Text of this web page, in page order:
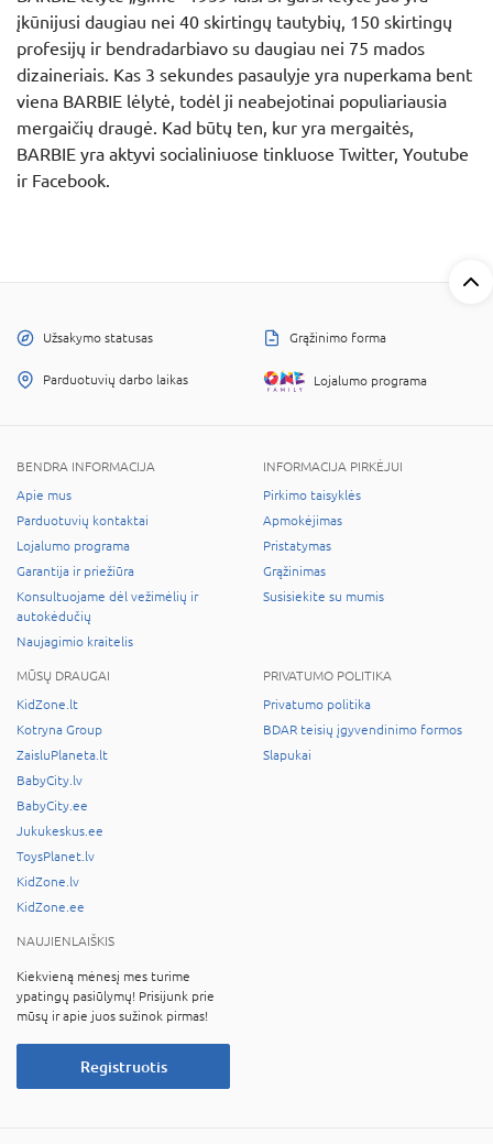
įkūnijusi daugiau nei 40 skirtingų tautybių, 150 skirtingų
profesijų ir bendradarbiavo su daugiau nei 75 mados
dizaineriais. Kas 3 sekundes pasaulyje yra nuperkama bent
viena BARBIE lėlytė, todėl ji neabejotinai populiariausia
mergaičių draugė. Kad būtų ten, kur yra mergaitės,
BARBIE yra aktyvi socialiniuose tinkluose Twitter, Youtube
ir Facebook.
Užsakymo statusas Grąžinimo forma
Parduotuvių darbo laikas Lojalumo programa
BENDRA INFORMACIJA
Apie mus
Parduotuvių kontaktai
Lojalumo programa
Garantija ir priežiūra
Konsultuojame dėl vežimėlių ir
autokėdučių
Naujagimio kraitelis
INFORMACIJA PIRKĖJUI
Pirkimo taisyklės
Apmokėjimas
Pristatymas
Grąžinimas
Susisiekite su mumis
MŪSŲ DRAUGAI
KidZone.lt
Kotryna Group
ZaisluPlaneta.lt
BabyCity.lv
BabyCity.ee
Jukukeskus.ee
ToysPlanet.lv
KidZone.lv
KidZone.ee
PRIVATUMO POLITIKA
Privatumo politika
BDAR teisių įgyvendinimo formos
Slapukai
NAUJIENLAIŠKIS
Kiekvieną mėnesį mes turime
ypatingų pasiūlymų! Prisijunk prie
mūsų ir apie juos sužinok pirmas!
Registruotis